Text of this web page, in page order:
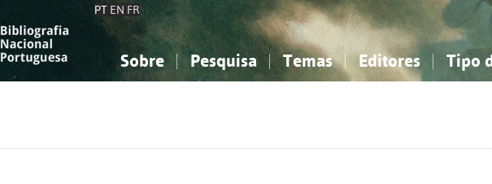
PT EN FR
Sobre Pesquisa Temas Editores Tipo